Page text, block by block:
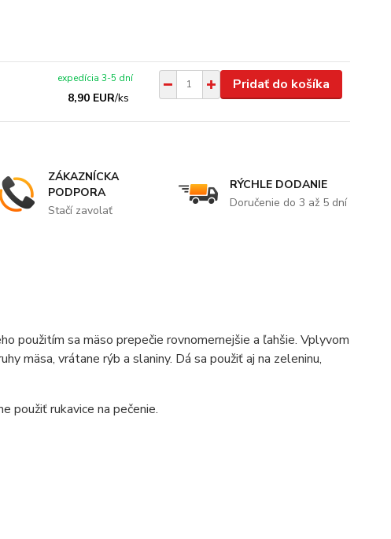
8,90 EUR/ks
expedícia 3-5 dní Pridať do košíka
ZÁKAZNÍCKA
PODPORA
Stačí zavolať
RÝCHLE DODANIE
Doručenie do 3 až 5 dní
použitím sa mäso prepečie rovnomernejšie a ľahšie. Vplyvom
mäsa, vrátane rýb a slaniny. Dá sa použiť aj na zeleninu,
použiť rukavice na pečenie.